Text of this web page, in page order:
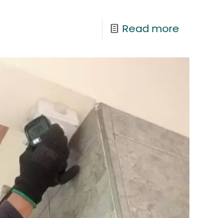
Read more